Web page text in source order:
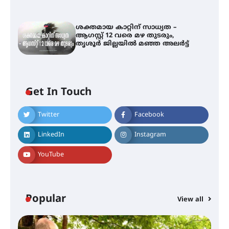
ശക്തമായ കാറ്റിന് സാധ്യത –
ആഗസ്റ്റ് 12 വരെ മഴ തുടരും,
തൃശൂർ ജില്ലയിൽ മഞ്ഞ അലർട്ട്
Get In Touch
Twitter Facebook
LinkedIn Instagram
YouTube
Popular View all
തിരനോട്ടം ‘അരങ്ങ് 2026’ ഉണർന്നു
ഐ.ടി.യു. ബാങ്കിലെ
നിക്ഷേപകർക്ക് പണം തിരികെ
നിക്ഷേപക സംരക്ഷണ സമിതി
ശക്തമായ കാറ്റിന് സാധ്യത –